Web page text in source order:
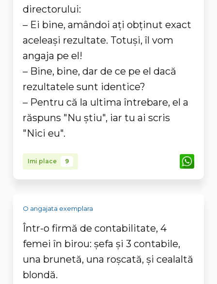
directorului:
– Ei bine, amândoi aţi obţinut exact
aceleaşi rezultate. Totuşi, îl vom
angaja pe el!
– Bine, bine, dar de ce pe el dacă
rezultatele sunt identice?
– Pentru că la ultima întrebare, el a
răspuns "Nu ştiu", iar tu ai scris
"Nici eu".
Imi place 9
O angajata exemplara
Într-o firmă de contabilitate, 4
femei în birou: şefa şi 3 contabile,
una brunetă, una roşcată, şi cealaltă
blondă.